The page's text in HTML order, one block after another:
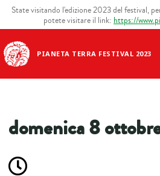
PIANETA TERRA FESTIVAL 2023
State visitando l'edizione 2023 del festival,
potete visitare il link: https://
domenica 8